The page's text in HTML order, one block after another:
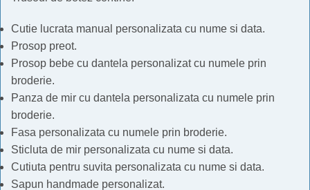
Cutie lucrata manual personalizata cu nume si data.
Prosop preot.
Prosop bebe cu dantela personalizat cu numele prin
broderie.
Panza de mir cu dantela personalizata cu numele prin
broderie.
Fasa personalizata cu numele prin broderie.
Sticluta de mir personalizata cu nume si data.
Cutiuta pentru suvita personalizata cu nume si data.
Sapun handmade personalizat.